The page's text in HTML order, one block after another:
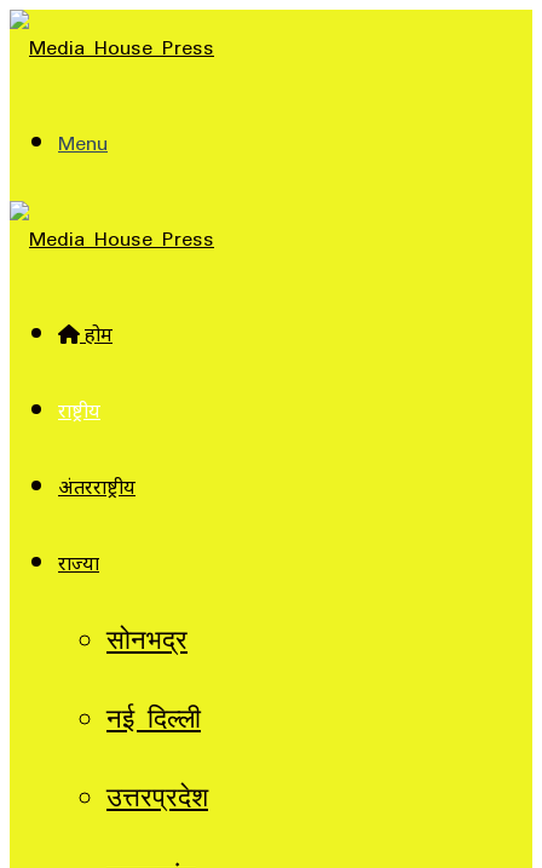
Menu
होम
राष्ट्रीय
अंतरराष्ट्रीय
राज्यों
सोनभद्र
नई दिल्ली
उत्तरप्रदेश